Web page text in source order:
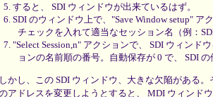
すると、 SDI ウィンドウが出来ているはず。
SDI のウィンドウ上で、"Save Window setup"
チェックを入れて適当なセッション名（例：
"Select Session,n" アクションで、 SDI ウィンド
ョンの名前順の番号。自動保存が 0 で、 SDI の
しかし、この SDI ウィンドウ、大きな欠陥がある
アドレスを変更しようとすると、 MDI ウィンド